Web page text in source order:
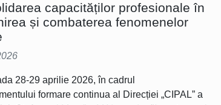
capacităților profesionale în
și combaterea fenomenelor
28-29 aprilie 2026, în cadrul
formare continua al Direcției „CIPAL” a